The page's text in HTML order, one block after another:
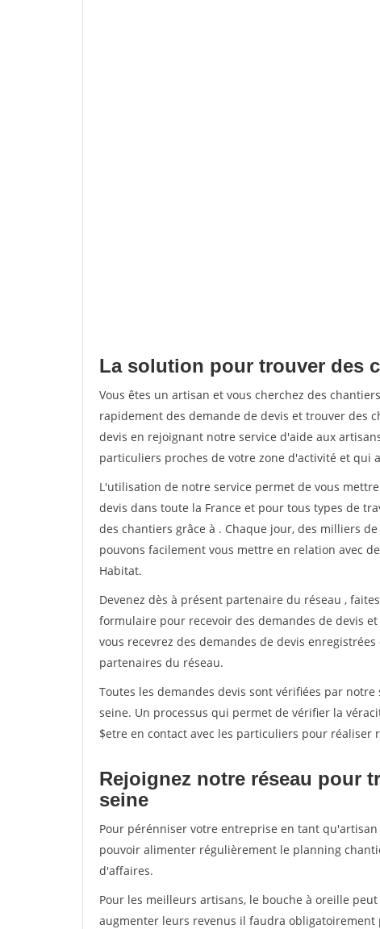
La solution pour trouver des
Vous êtes un artisan et vous cherchez des
rapidement des demande de devis et trouver des
devis en rejoignant notre service d'aide aux
particuliers proches de votre zone d'activité et
L'utilisation de notre service permet de vous
devis dans toute la France et pour tous types de
des chantiers grâce à . Chaque jour, des milliers
pouvons facilement vous mettre en relation avec
Habitat.
Devenez dès à présent partenaire du réseau ,
formulaire pour recevoir des demandes de devis
vous recevrez des demandes de devis
partenaires du réseau.
Toutes les demandes devis sont vérifiées par
seine. Un processus qui permet de vérifier la
$etre en contact avec les particuliers pour
Rejoignez notre réseau pour
seine
Pour pérénniser votre entreprise en tant
pouvoir alimenter régulièrement le planning
d'affaires.
Pour les meilleurs artisans, le bouche à oreille
augmenter leurs revenus il faudra